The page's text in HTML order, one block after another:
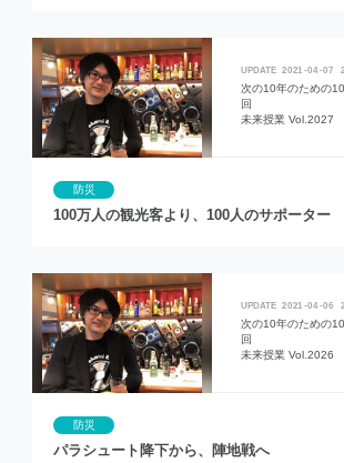
2021 04 07
次の10年のための
回
未来授業 Vol.2027
防災
100万人の観光客より、100人のサポーター
2021 04 06
次の10年のための
回
未来授業 Vol.2026
防災
パラシュート降下から、陣地戦へ